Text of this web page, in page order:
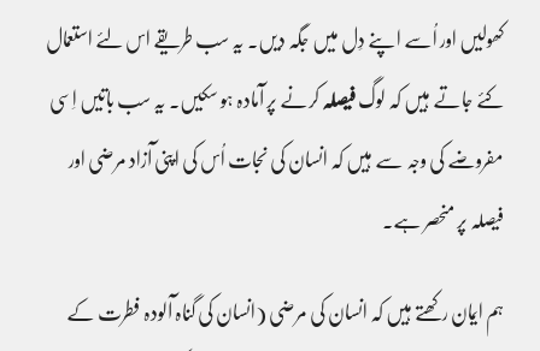
کھولیں اور اُسے اپنے دِل میں جگہ دیں۔ یہ سب طریقے اس لئے استعمال
کئے جاتے ہیں کہ لوگفیصلہ کرنے پر آمادہ ہو سکیں۔ یہ سب باتیں اِسی
مفروضے کی وجہ سے ہیں کہ انسان کی نجات اُس کی اپنی آزاد مرضی اور
فیصلہ پر منحصر ہے۔
ہم ایمان رکھتے ہیں کہ انسان کی مرضی (انسان کی گناہ آلودہ فطرت کے